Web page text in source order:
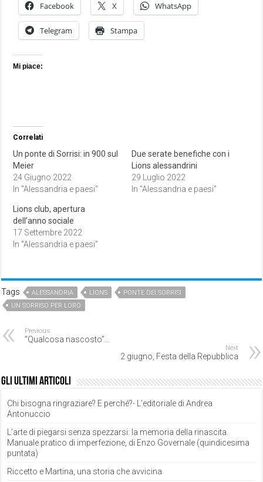
Facebook X WhatsApp
Telegram Stampa
Mi piace:
Correlati
Un ponte di Sorrisi: in 900 sul
Meier
24 Giugno 2022
In "Alessandria e paesi"
Due serate benefiche con i
Lions alessandrini
29 Luglio 2022
In "Alessandria e paesi"
Lions club, apertura
dell’anno sociale
17 Settembre 2022
In "Alessandria e paesi"
Tags ALESSANDRIA LIONS
PONTE DEI SORRISI
UN SORRISO PER LORO
Previous
“Qualcosa nascosto”…
Next
2 giugno, Festa della Repubblica
Gli ultimi articoli
Chi bisogna ringraziare? E perché?- L’editoriale di Andrea
Antonuccio
L’arte di piegarsi senza spezzarsi: la memoria della rinascita.
Manuale pratico di imperfezione, di Enzo Governale (quindicesima
puntata)
Riccetto e Martina, una storia che avvicina